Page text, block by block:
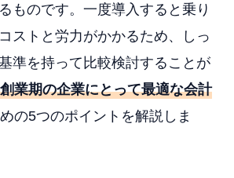
ものです。一度導入すると乗り
ストと労力がかかるため、しっ
準を持って比較検討することが
創業期の企業にとって最適な会計
の5つのポイントを解説しま